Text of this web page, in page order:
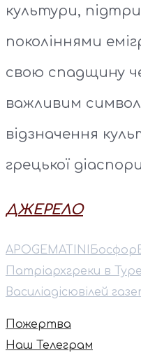
культури,
поколіннями
свою спадщину
важливим
відзначення
грецької
ДЖЕРЕЛО
APOGEMATINI Босфор
Патріархгреки в
Василіадісювілей
Пожертва
Наш Телеграм